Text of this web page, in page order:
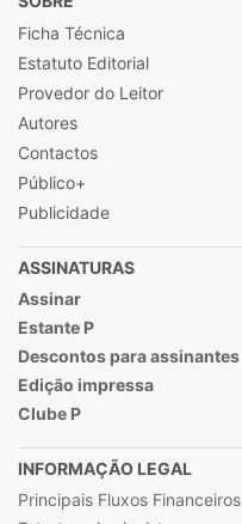
Ficha Técnica
Estatuto Editorial
Provedor do Leitor
Autores
Contactos
Público+
Publicidade
ASSINATURAS
Assinar
Estante P
Descontos para assinantes
Edição impressa
Clube P
INFORMAÇÃO LEGAL
Principais Fluxos Financeiros